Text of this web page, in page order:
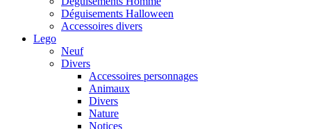
Déguisements Halloween
Accessoires divers
Lego
Neuf
Divers
Accessoires personnages
Animaux
Divers
Nature
Notices